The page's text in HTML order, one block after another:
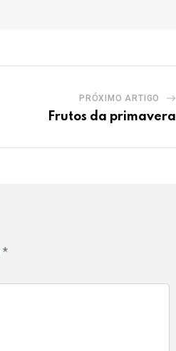
PRÓXIMO ARTIGO
Frutos da primavera
*